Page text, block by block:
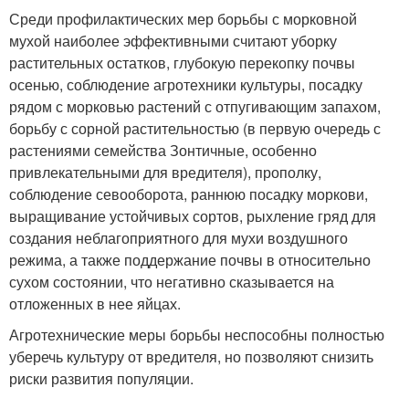
Среди профилактических мер борьбы с морковной
мухой наиболее эффективными считают уборку
растительных остатков, глубокую перекопку почвы
осенью, соблюдение агротехники культуры, посадку
рядом с морковью растений с отпугивающим запахом,
борьбу с сорной растительностью (в первую очередь с
растениями семейства Зонтичные, особенно
привлекательными для вредителя), прополку,
соблюдение севооборота, раннюю посадку моркови,
выращивание устойчивых сортов, рыхление гряд для
создания неблагоприятного для мухи воздушного
режима, а также поддержание почвы в относительно
сухом состоянии, что негативно сказывается на
отложенных в нее яйцах.
Агротехнические меры борьбы неспособны полностью
уберечь культуру от вредителя, но позволяют снизить
риски развития популяции.